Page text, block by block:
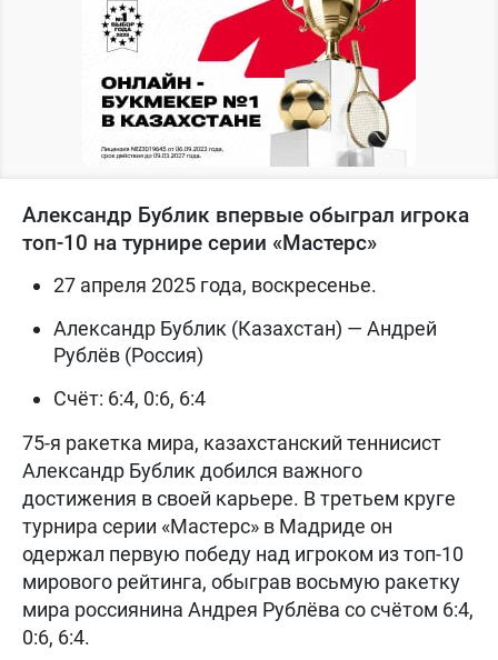
Александр Бублик впервые обыграл игрока
топ-10 на турнире серии «Мастерс»
27 апреля 2025 года, воскресенье.
Александр Бублик (Казахстан) — Андрей
Рублёв (Россия)
Счёт: 6:4, 0:6, 6:4
75-я ракетка мира, казахстанский теннисист
Александр Бублик добился важного
достижения в своей карьере. В третьем круге
турнира серии «Мастерс» в Мадриде он
одержал первую победу над игроком из топ-10
мирового рейтинга, обыграв восьмую ракетку
мира россиянина Андрея Рублёва со счётом 6:4,
0:6, 6:4.